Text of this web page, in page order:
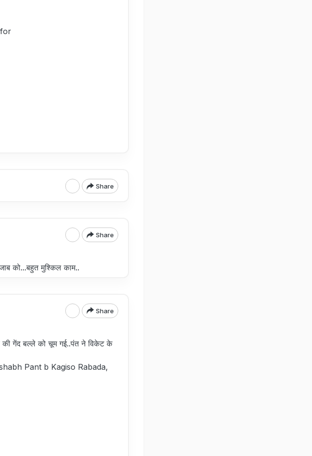
Share
Share
को...बहुत मुश्किल काम..
Share
की गेंद बल्ले को चूम गई..पंत ने विकेट के
Pant b Kagiso Rabada,